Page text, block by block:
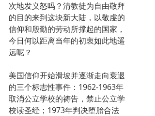
次地发义怒吗？清教徒为自由敬拜
的目的来到这块新大陆，以敬虔的
信仰和殷勤的劳动所撑起的国家，
今日何以距离当年的初衷如此地遥
远呢？
美国信仰开始滑坡并逐渐走向衰退
的三个标志性事件：1962-1963年
取消公立学校的祷告，禁止公立学
校读圣经；1973年判决堕胎合法